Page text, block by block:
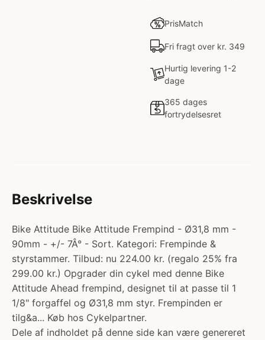
PrisMatch
Fri fragt over kr. 349
Hurtig levering 1-2
dage
365 dages
fortrydelsesret
Beskrivelse
Bike Attitude Bike Attitude Frempind - Ø31,8 mm -
90mm - +/- 7Â° - Sort. Kategori: Frempinde &
styrstammer. Tilbud: nu 224.00 kr. (regalo 25% fra
299.00 kr.) Opgrader din cykel med denne Bike
Attitude Ahead frempind, designet til at passe til 1
1/8" forgaffel og Ø31,8 mm styr. Frempinden er
tilg&a... Køb hos Cykelpartner.
Dele af indholdet på denne side kan være genereret